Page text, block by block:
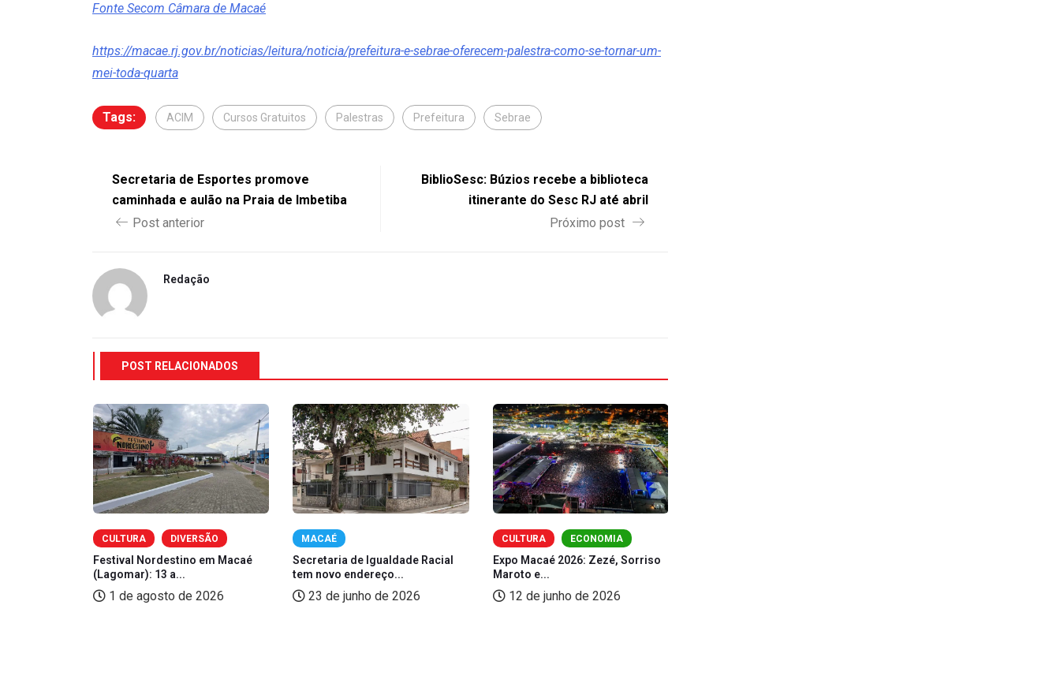
Fonte Secom Câmara de Macaé
https://macae.rj.gov.br/noticias/leitura/noticia/prefeitura-e-sebrae-oferecem-palestra-como-se-tornar-um-
mei-toda-quarta
Tags: ACIM Cursos Gratuitos Palestras Prefeitura Sebrae
Secretaria de Esportes promove
caminhada e aulão na Praia de Imbetiba
Post anterior
BiblioSesc: Búzios recebe a biblioteca
itinerante do Sesc RJ até abril
Próximo post
Redação
POST RELACIONADOS
CULTURA DIVERSÃO
Festival Nordestino em Macaé
(Lagomar): 13 a...
1 de agosto de 2026
MACAÉ
Secretaria de Igualdade Racial
tem novo endereço...
23 de junho de 2026
CULTURA ECONOMIA
Expo Macaé 2026: Zezé, Sorriso
Maroto e...
12 de junho de 2026